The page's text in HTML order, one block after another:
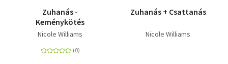
Zuhanás -
Keménykötés
Nicole Williams
Zuhanás + Csattanás
Nicole Williams